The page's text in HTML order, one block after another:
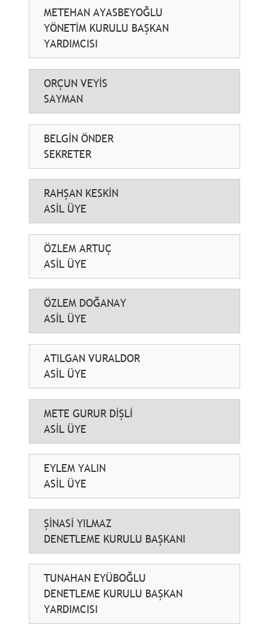
METEHAN AYASBEYOĞLU
YÖNETİM KURULU BAŞKAN
YARDIMCISI
ORÇUN VEYİS
SAYMAN
BELGİN ÖNDER
SEKRETER
RAHŞAN KESKİN
ASİL ÜYE
ÖZLEM ARTUÇ
ASİL ÜYE
ÖZLEM DOĞANAY
ASİL ÜYE
ATILGAN VURALDOR
ASİL ÜYE
METE GURUR DİŞLİ
ASİL ÜYE
EYLEM YALIN
ASİL ÜYE
ŞİNASİ YILMAZ
DENETLEME KURULU BAŞKANI
TUNAHAN EYÜBOĞLU
DENETLEME KURULU BAŞKAN
YARDIMCISI